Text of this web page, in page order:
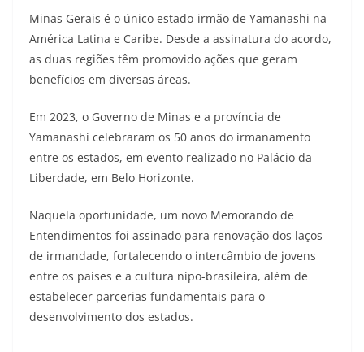
Minas Gerais é o único estado-irmão de Yamanashi na
América Latina e Caribe. Desde a assinatura do acordo,
as duas regiões têm promovido ações que geram
benefícios em diversas áreas.
Em 2023, o Governo de Minas e a província de
Yamanashi celebraram os 50 anos do irmanamento
entre os estados, em evento realizado no Palácio da
Liberdade, em Belo Horizonte.
Naquela oportunidade, um novo Memorando de
Entendimentos foi assinado para renovação dos laços
de irmandade, fortalecendo o intercâmbio de jovens
entre os países e a cultura nipo-brasileira, além de
estabelecer parcerias fundamentais para o
desenvolvimento dos estados.